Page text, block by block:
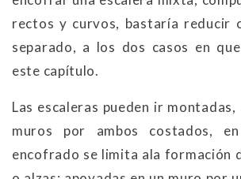
rectos y curvos, bastaría reducir
separado, a los dos casos en
este capítulo.
Las escaleras pueden ir
muros por ambos costados,
encofrado se limita ala formación